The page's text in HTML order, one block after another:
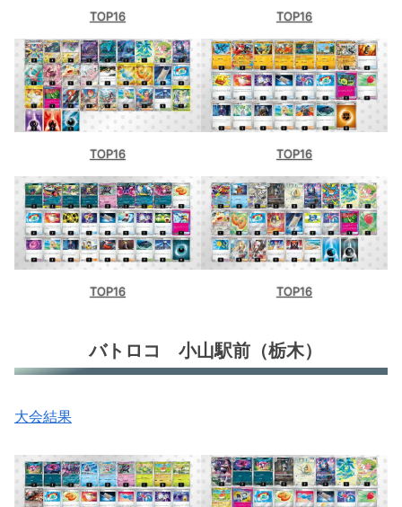
TOP16 TOP16
TOP16 TOP16
TOP16 TOP16
バトロコ 小山駅前（栃木）
大会結果